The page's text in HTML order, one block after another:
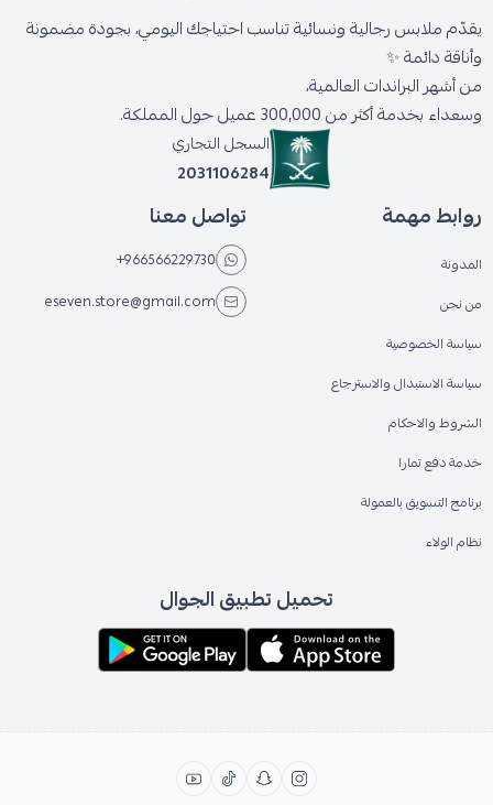
يقدّم ملابس رجالية ونسائية تناسب احتياجك اليومي، بجودة مضمونة
وأناقة دائمة ✨
من أشهر البراندات العالمية،
وسعداء بخدمة أكثر من 300,000 عميل حول المملكة.
السجل التجاري
2031106284
روابط مهمة
المدونة
من نحن
سياسة الخصوصية
سياسة الاستبدال والاسترجاع
الشروط والاحكام
خدمة دفع تمارا
برنامج التسويق بالعمولة
نظام الولاء
تواصل معنا
+966566229730
eseven.store@gmail.com
تحميل تطبيق الجوال